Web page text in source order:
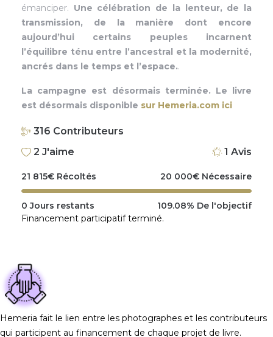
émanciper. Une célébration de la lenteur, de la
transmission, de la manière dont encore
aujourd’hui certains peuples incarnent
l’équilibre ténu entre l’ancestral et la modernité,
ancrés dans le temps et l’espace..
La campagne est désormais terminée. Le livre
est désormais disponible sur Hemeria.com ici
316 Contributeurs
2 J'aime 1 Avis
21 815€ Récoltés 20 000€ Nécessaire
0 Jours restants 109.08% De l'objectif
Financement participatif terminé.
Hemeria fait le lien entre les photographes et les contributeurs
qui participent au financement de chaque projet de livre.